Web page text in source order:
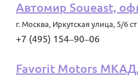
Автомир Soueast,
г. Москва, Иркутская улица, 5/6
+7 (495) 154‒90‒06
Favorit Motors МКАД,